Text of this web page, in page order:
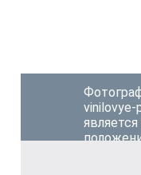
vinilovye-